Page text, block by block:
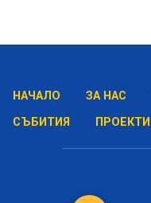
НАЧАЛО ЗА НАС
СЪБИТИЯ
ПРОЕКТИ